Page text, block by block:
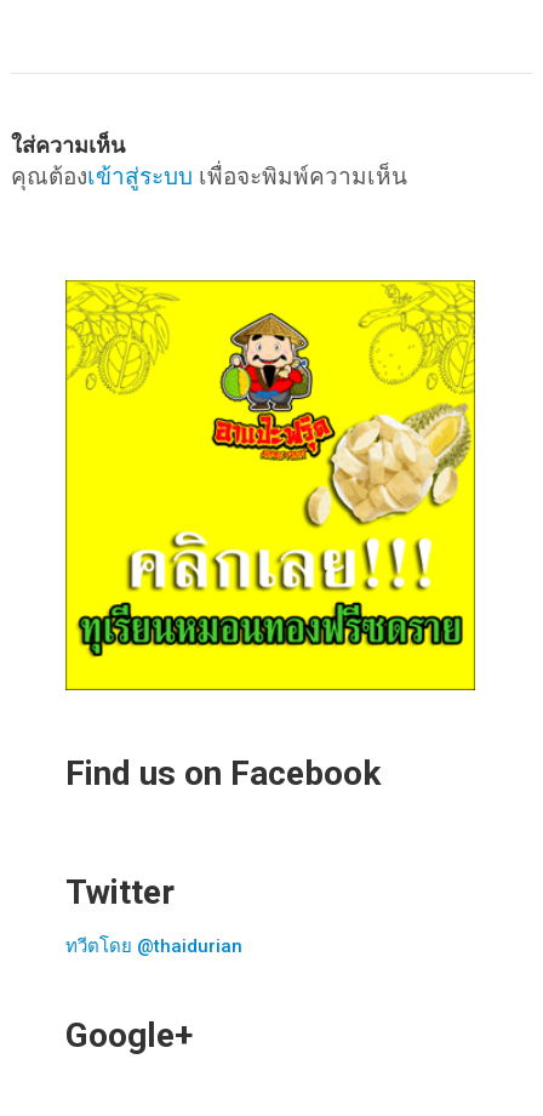
ใส่ความเห็น
คุณต้องเข้าสู่ระบบ เพื่อจะพิมพ์ความเห็น
Find us on Facebook
Twitter
ทวีตโดย @thaidurian
Google+